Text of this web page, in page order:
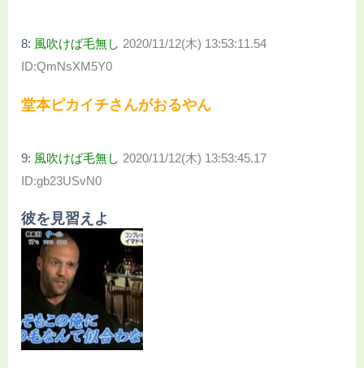
8: 風吹けば毛無し 2020/11/12(木) 13:53:11.54
ID:QmNsXM5Y0
堂本ピカイチさんがおるやん
9: 風吹けば毛無し 2020/11/12(木) 13:53:45.17
ID:gb23USvN0
彼を見習えよ